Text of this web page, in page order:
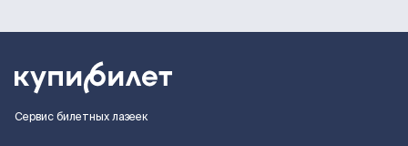
Сервис билетных лазеек